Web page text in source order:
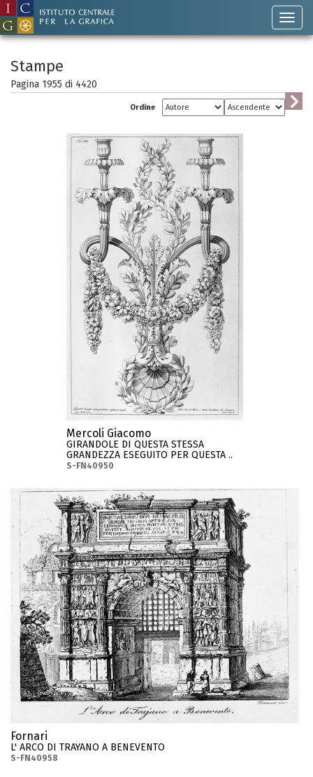
Stampe
Pagina 1955 di 4420
Ordine
Mercoli Giacomo
GIRANDOLE DI QUESTA STESSA
GRANDEZZA ESEGUITO PER QUESTA ..
S-FN40950
Fornari
L' ARCO DI TRAYANO A BENEVENTO
S-FN40958